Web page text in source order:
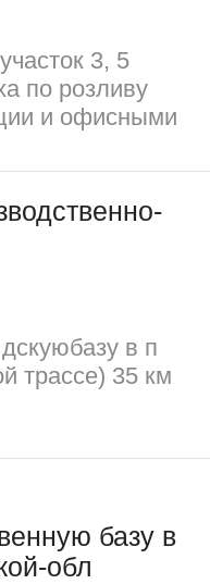
3, 5
по розливу
и офисными
в п
трассе) 35 км
базу в
обл